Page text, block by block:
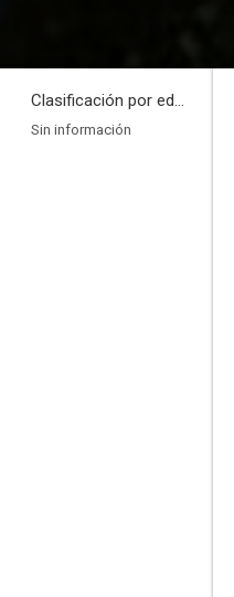
Clasificación por edades
Sin información